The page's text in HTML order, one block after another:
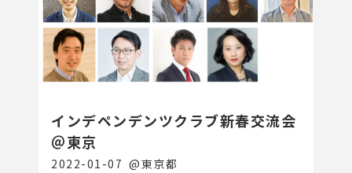
インデペンデンツクラブ新春交流会
＠東京
2022-01-07 @東京都